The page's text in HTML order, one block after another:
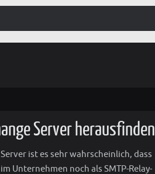
Server herausfinden
ist es sehr wahrscheinlich, dass
Unternehmen noch als SMTP-Relay-